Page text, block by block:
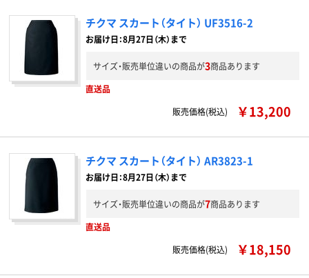
チクマ スカート（タイト） UF3516-2
お届け日：8月27日（木）まで
サイズ・販売単位違いの商品が3商品あります
直送品
販売価格(税込)
￥13,200
チクマ スカート（タイト） AR3823-1
お届け日：8月27日（木）まで
サイズ・販売単位違いの商品が7商品あります
直送品
販売価格(税込)
￥18,150